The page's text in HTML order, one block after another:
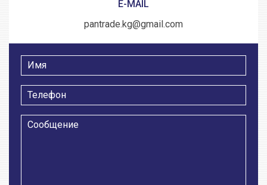
E-MAIL
pantrade.kg@gmail.com